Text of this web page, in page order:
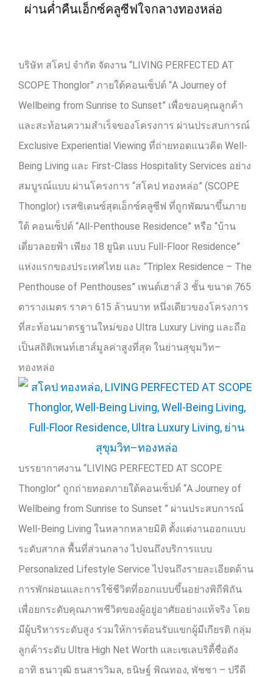
ผ่านค่ำคืนเอ็กซ์คลูซีฟใจกลางทองหล่อ
บริษัท สโคป จำกัด จัดงาน “LIVING PERFECTED AT
SCOPE Thonglor” ภายใต้คอนเซ็ปต์ “A Journey of
Wellbeing from Sunrise to Sunset” เพื่อขอบคุณลูกค้า
และสะท้อนความสำเร็จของโครงการ ผ่านประสบการณ์
Exclusive Experiential Viewing ที่ถ่ายทอดแนวคิด Well-
Being Living และ First-Class Hospitality Services อย่าง
สมบูรณ์แบบ ผ่านโครงการ “สโคป ทองหล่อ” (SCOPE
Thonglor) เรสซิเดนซ์สุดเอ็กซ์คลูซีฟ ที่ถูกพัฒนาขึ้นภาย
ใต้ คอนเซ็ปต์ “All-Penthouse Residence” หรือ “บ้าน
เดี่ยวลอยฟ้า เพียง 18 ยูนิต แบบ Full-Floor Residence”
แห่งแรกของประเทศไทย และ “Triplex Residence – The
Penthouse of Penthouses” เพนต์เฮาส์ 3 ชั้น ขนาด 765
ตารางเมตร ราคา 615 ล้านบาท หนึ่งเดียวของโครงการ
ที่สะท้อนมาตรฐานใหม่ของ Ultra Luxury Living และถือ
เป็นสถิติเพนท์เฮาส์มูลค่าสูงที่สุด ในย่านสุขุมวิท–
ทองหล่อ
บรรยากาศงาน “LIVING PERFECTED AT SCOPE
Thonglor” ถูกถ่ายทอดภายใต้คอนเซ็ปต์ “A Journey of
Wellbeing from Sunrise to Sunset ” ผ่านประสบการณ์
Well-Being Living ในหลากหลายมิติ ตั้งแต่งานออกแบบ
ระดับสากล พื้นที่ส่วนกลาง ไปจนถึงบริการแบบ
Personalized Lifestyle Serviceไปจนถึงรายละเอียดด้าน
การพักผ่อนและการใช้ชีวิตที่ออกแบบขึ้นอย่างพิถีพิถัน
เพื่อยกระดับคุณภาพชีวิตของผู้อยู่อาศัยอย่างแท้จริง โดย
มีผู้บริหารระดับสูง ร่วมให้การต้อนรับแขกผู้มีเกียรติ กลุ่ม
ลูกค้าระดับ Ultra High Net Worth และเซเลบริตี้ชื่อดัง
อาทิ ธนาวุฒิ ธนสารวิมล, ธนิษฐ์ พิณทอง, พัชชา – ปรีดี